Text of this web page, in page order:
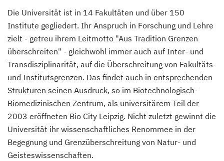
Die Universität ist in 14 Fakultäten und über 150
Institute gegliedert. Ihr Anspruch in Forschung und Lehre
zielt - getreu ihrem Leitmotto "Aus Tradition Grenzen
überschreiten" - gleichwohl immer auch auf Inter- und
Transdisziplinarität, auf die Überschreitung von Fakultäts-
und Institutsgrenzen. Das findet auch in entsprechenden
Strukturen seinen Ausdruck, so im Biotechnologisch-
Biomedizinischen Zentrum, als universitärem Teil der
2003 eröffneten Bio City Leipzig. Nicht zuletzt gewinnt die
Universität ihr wissenschaftliches Renommee in der
Begegnung und Grenzüberschreitung von Natur- und
Geisteswissenschaften.